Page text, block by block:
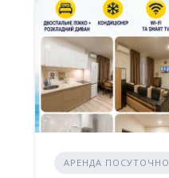
АРЕНДА ПОСУТОЧНО